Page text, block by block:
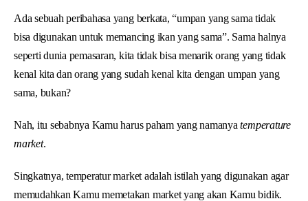
Ada sebuah peribahasa yang berkata, “umpan yang sama tidak
bisa digunakan untuk memancing ikan yang sama”. Sama halnya
seperti dunia pemasaran, kita tidak bisa menarik orang yang tidak
kenal kita dan orang yang sudah kenal kita dengan umpan yang
sama, bukan?
Nah, itu sebabnya Kamu harus paham yang namanyatemperature
market.
Singkatnya, temperatur market adalah istilah yang digunakan agar
memudahkan Kamu memetakan market yang akan Kamu bidik.